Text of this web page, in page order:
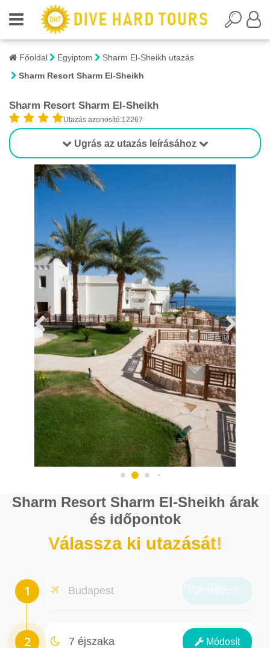
Főoldal Egyiptom
Sharm El-Sheikh utazás
Sharm Resort Sharm El-Sheikh
Sharm Resort Sharm El-Sheikh
Utazás azonosító:12267
Ugrás az utazás leírásához
Sharm Resort Sharm El-Sheikh árak
és időpontok
Válassza ki utazását!
Budapest
7 éjszaka Módosít
Éjszakák